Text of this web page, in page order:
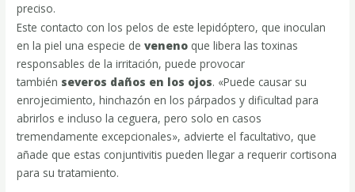
preciso.
Este contacto con los pelos de este lepidóptero, que inoculan
en la piel una especie deveneno que libera las toxinas
responsables de la irritación, puede provocar
también severos daños en los ojos. «Puede causar su
enrojecimiento, hinchazón en los párpados y dificultad para
abrirlos e incluso la ceguera, pero solo en casos
tremendamente excepcionales», advierte el facultativo, que
añade que estas conjuntivitis pueden llegar a requerir cortisona
para su tratamiento.